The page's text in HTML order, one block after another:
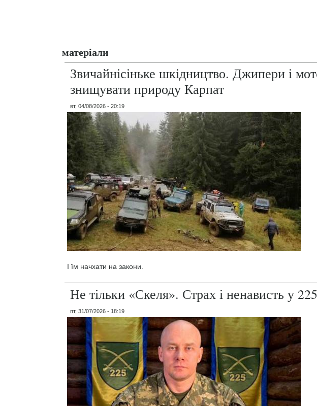
матеріали
Звичайнісіньке шкідництво. Джипери і
знищувати природу Карпат
вт, 04/08/2026 - 20:19
І їм начхати на закони.
Не тільки «Скеля». Страх і ненависть у
пт, 31/07/2026 - 18:19